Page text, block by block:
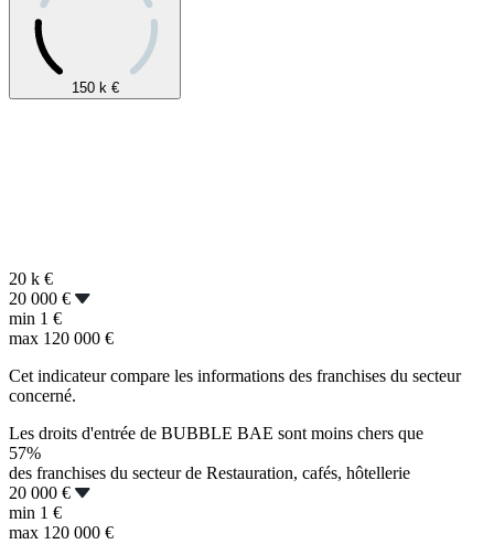
150 k €
20 k €
20 000 €
min 1 €
max 120 000 €
Cet indicateur compare les informations des franchises du secteur
concerné.
Les droits d'entrée de BUBBLE BAE sont moins chers que
57%
des franchises du secteur de Restauration, cafés, hôtellerie
20 000 €
min 1 €
max 120 000 €